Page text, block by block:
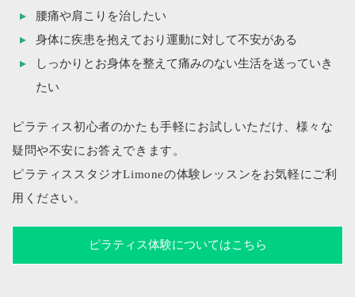
腰痛や肩こりを治したい
身体に疾患を抱えており運動に対して不安がある
しっかりとお身体を整えて痛みのない生活を送っていき
たい
ピラティス初心者のかたも手軽にお試しいただけ、様々な
疑問や不安にお答えできます。
ピラティススタジオLimoneの体験レッスンをお気軽にご利
用ください。
ピラティス体験についてはこちら